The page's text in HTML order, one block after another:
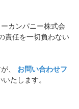
カンパニー株式会
責任を一切負わない
、 お問い合わせフ
たします。